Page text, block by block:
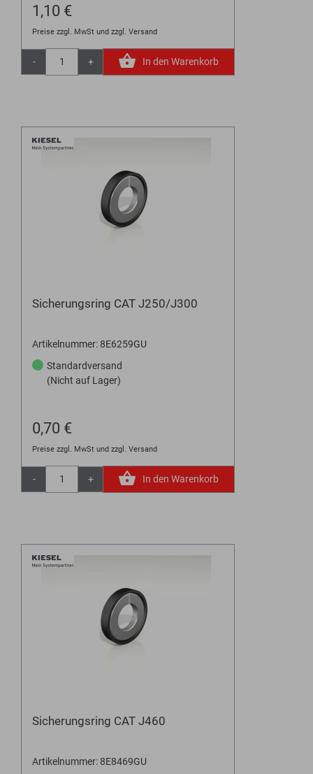
1,10 €
Preise zzgl. MwSt und zzgl. Versand
- + In den Warenkorb
Sicherungsring CAT J250/J300
Artikelnummer: 8E6259GU
Standardversand
(Nicht auf Lager)
0,70 €
Preise zzgl. MwSt und zzgl. Versand
- + In den Warenkorb
Sicherungsring CAT J460
Artikelnummer: 8E8469GU